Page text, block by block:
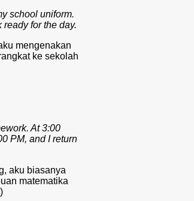
school uniform.
ready for the day.
mengenakan
ke sekolah
At 3:00
PM, and I return
aku biasanya
matematika